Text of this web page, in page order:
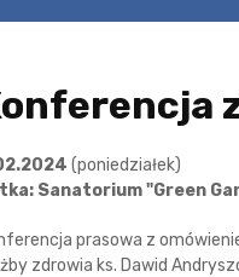
(poniedziałek)
Sanatorium "Green
prasowa z
zdrowia ks. Dawid